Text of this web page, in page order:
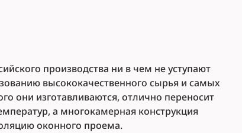
производства ни в чем не уступают
высококачественного сырья и самых
они изготавливаются, отлично переносит
а многокамерная конструкция
оконного проема.